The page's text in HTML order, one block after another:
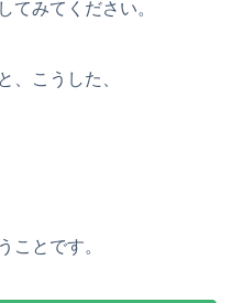
てみてください。
、こうした、
ことです。